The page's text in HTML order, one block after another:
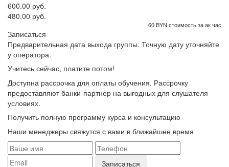
600.00 руб.
480.00 руб.
60 BYN стоимость за ак час
Записаться
Предварительная дата выхода группы. Точную дату уточняйте
у оператора.
Учитесь сейчас, платите потом!
Доступна рассрочка для оплаты обучения. Рассрочку
предоставляют банки-партнер на выгодных для слушателя
условиях.
Получить полную программу курса и консультацию
Наши менеджеры свяжутся с вами в ближайшее время